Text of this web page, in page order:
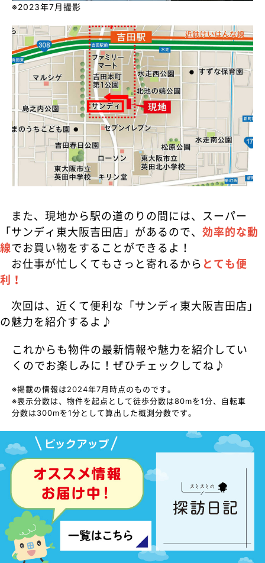
※2023年7月撮影
また、現地から駅の道のりの間には、スーパー
「サンディ東大阪吉田店」があるので、 効率的な動
線でお買い物をすることができるよ！
お仕事が忙しくてもさっと寄れるから とても便
利！
次回は、近くて便利な「サンディ東大阪吉田店」
の魅力を紹介するよ♪
これからも物件の最新情報や魅力を紹介してい
くのでお楽しみに！ぜひチェックしてね♪
※掲載の情報は2024年7月時点のものです。
※表示分数は、物件を起点として徒歩分数は80mを1分、自転車
分数は300mを1分として算出した概測分数です。